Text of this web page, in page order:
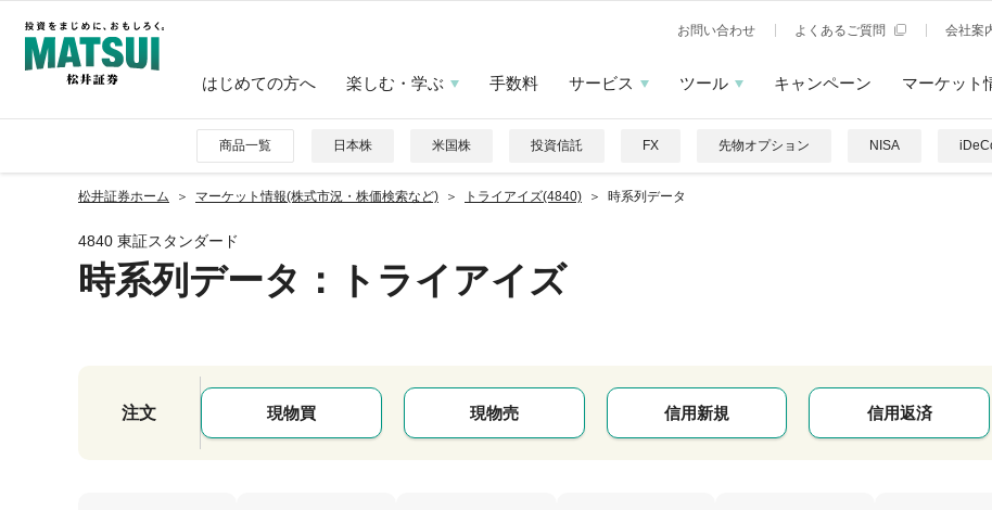
お問い合わせ よくあるご質問 会社案
はじめての方へ 楽しむ・学ぶ 手数料 サービス ツール キャンペーン マーケット
商品一覧 日本株 米国株 投資信託 FX 先物オプション NISA
松井証券ホーム マーケット情報(株式市況・株価検索など) トライアイズ(4840) 時系列データ
4840 東証スタンダード
時系列データ ：トライアイズ
注文 現物買 現物売 信用新規 信用返済